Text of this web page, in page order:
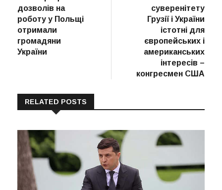
дозволів на
роботу у Польщі
отримали
громадяни
України
суверенітету
Грузії і України
істотні для
європейських і
американських
інтересів –
конгресмен США
RELATED POSTS